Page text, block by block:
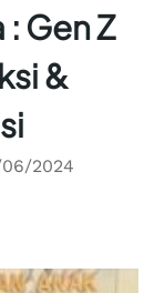
Gen Z
&
2024